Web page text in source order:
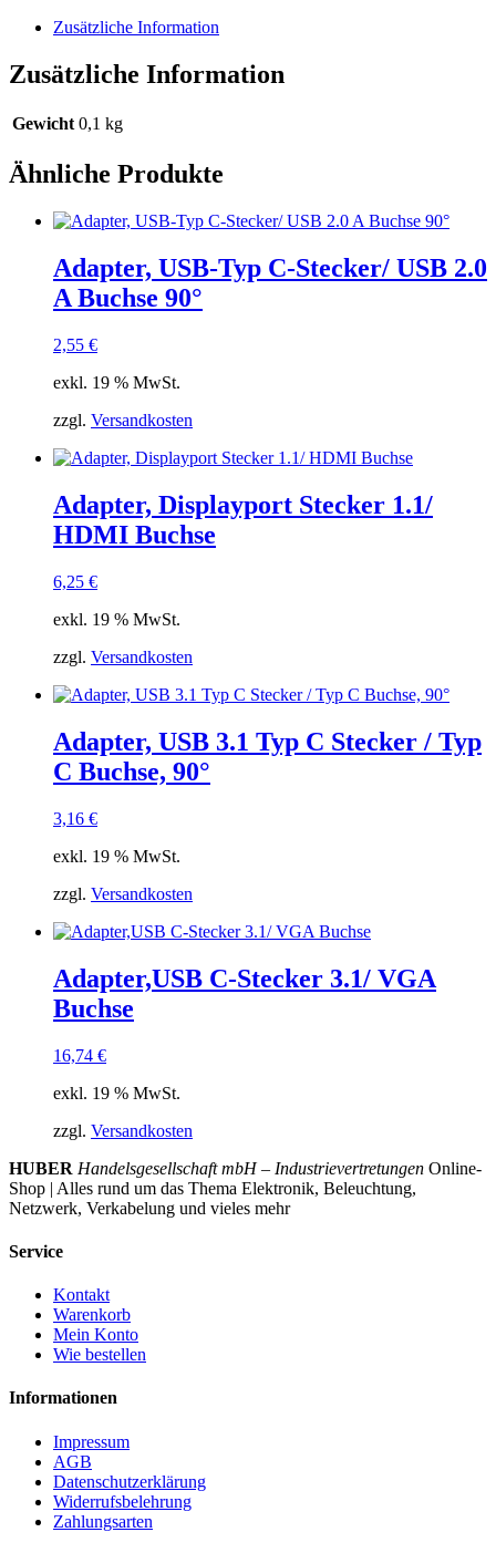
Zusätzliche Information
Zusätzliche Information
Gewicht 0,1 kg
Ähnliche Produkte
Adapter, USB-Typ C-Stecker/ USB 2.0
A Buchse 90°
2,55 €
exkl. 19 % MwSt.
zzgl. Versandkosten
Adapter, Displayport Stecker 1.1/
HDMI Buchse
6,25 €
exkl. 19 % MwSt.
zzgl. Versandkosten
Adapter, USB 3.1 Typ C Stecker / Typ
C Buchse, 90°
3,16 €
exkl. 19 % MwSt.
zzgl. Versandkosten
Adapter,USB C-Stecker 3.1/ VGA
Buchse
16,74 €
exkl. 19 % MwSt.
zzgl. Versandkosten
HUBER Handelsgesellschaft mbH – Industrievertretungen Online-
Shop | Alles rund um das Thema Elektronik, Beleuchtung,
Netzwerk, Verkabelung und vieles mehr
Service
Kontakt
Warenkorb
Mein Konto
Wie bestellen
Informationen
Impressum
AGB
Datenschutzerklärung
Widerrufsbelehrung
Zahlungsarten